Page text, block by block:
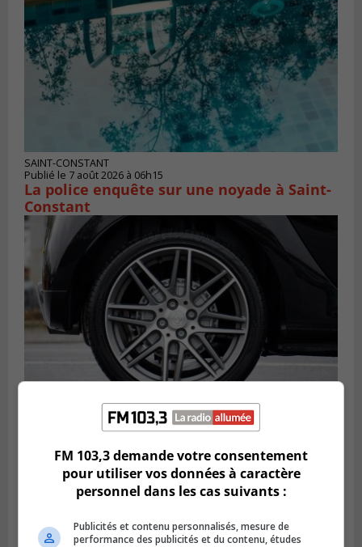
SAINT-CONSTANT
Publié le 7 août 2026 à 06h15
La police enquête sur une noyade à Saint-
Constant
Publié le 6 août 2026 à 11h58
Des jeunes ciblent la Montérégie pour
le Défi écrou de roue
FM 103,3 demande votre consentement
pour utiliser vos données à caractère
personnel dans les cas suivants :
Publicités et contenu personnalisés, mesure de
performance des publicités et du contenu, études